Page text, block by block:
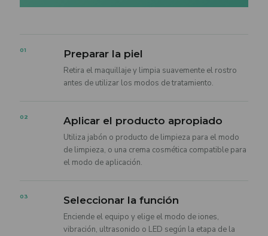
01 Preparar la piel
Retira el maquillaje y limpia suavemente el rostro
antes de utilizar los modos de tratamiento.
02 Aplicar el producto apropiado
Utiliza jabón o producto de limpieza para el modo
de limpieza, o una crema cosmética compatible para
el modo de aplicación.
03 Seleccionar la función
Enciende el equipo y elige el modo de iones,
vibración, ultrasonido o LED según la etapa de la